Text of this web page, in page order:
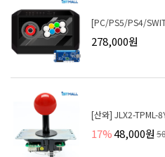
[PC/PS5/PS4/
278,000원
[산와] JLX2-TPML-
17%48,000원